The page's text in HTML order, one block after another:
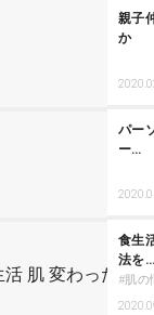
親子
か
パー
ー…
食生
法を…
肌の